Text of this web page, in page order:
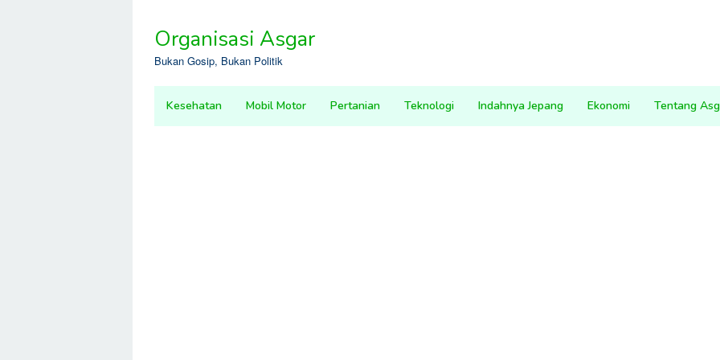
contentOrganisasi Asgar
Bukan Gosip, Bukan Politik
Kesehatan Mobil Motor Pertanian Teknologi Indahnya Jepang Ekonomi Tentang